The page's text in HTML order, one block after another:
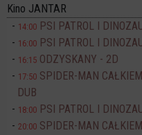
Kino JANTAR
14:00 PSI PATROL I
16:00 PSI PATROL I
16:15 ODZYSKANY - 2D
17:50 SPIDER-MAN
DUB
18:00 PSI PATROL I
20:00 SPIDER-MAN